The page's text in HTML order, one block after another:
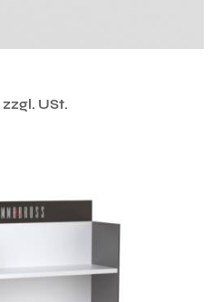
zzgl. USt.